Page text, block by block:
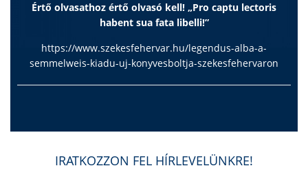
Értő olvasathoz értő olvasó kell! „Pro captu lectoris
habent sua fata libelli!”
https://www.szekesfehervar.hu/legendus-alba-a-
semmelweis-kiadu-uj-konyvesboltja-szekesfehervaron
IRATKOZZON FEL HÍRLEVELÜNKRE!